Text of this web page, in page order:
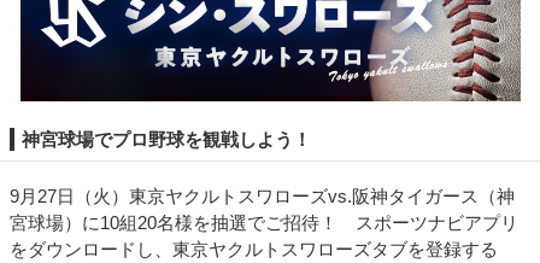
神宮球場でプロ野球を観戦しよう！
9月27日（火）東京ヤクルトスワローズvs.阪神タイガース（神
宮球場）に10組20名様を抽選でご招待！ スポーツナビアプリ
をダウンロードし、東京ヤクルトスワローズタブを登録する